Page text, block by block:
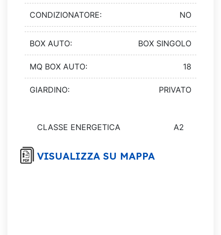
CONDIZIONATORE: NO
BOX AUTO: BOX SINGOLO
MQ BOX AUTO: 18
GIARDINO: PRIVATO
CLASSE ENERGETICA A2
VISUALIZZA SU MAPPA